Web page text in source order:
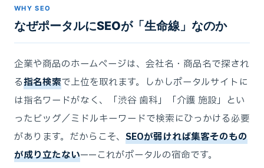
WHY SEO
なぜポータルにSEOが「生命線」なのか
企業や商品のホームページは、会社名・商品名で探され
る指名検索で上位を取れます。しかしポータルサイトに
は指名ワードがなく、「渋谷 歯科」「介護 施設」とい
ったビッグ／ミドルキーワードで検索にひっかける必要
があります。だからこそ、 SEOが弱ければ集客そのもの
が成り立たない——これがポータルの宿命です。